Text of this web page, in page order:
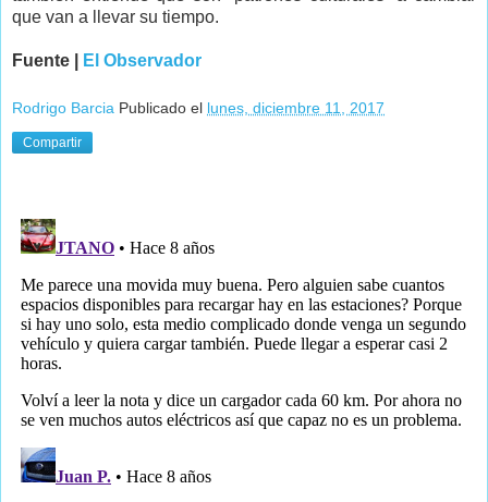
que van a llevar su tiempo.
Fuente | El Observador
Rodrigo Barcia Publicado el lunes, diciembre 11, 2017
Compartir